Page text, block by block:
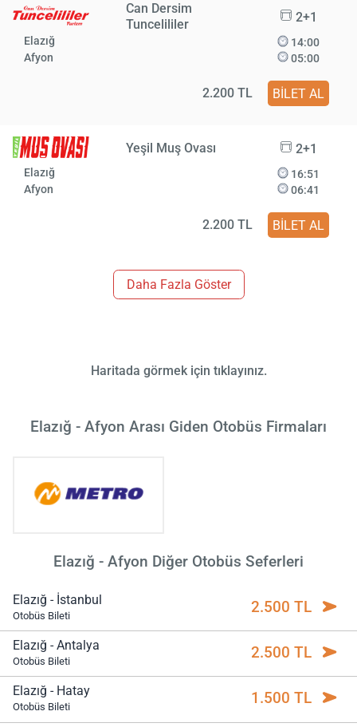
Can Dersim
Tuncelililer
2+1
Elazığ
Afyon
14:00
05:00
2.200 TL BİLET AL
Yeşil Muş Ovası 2+1
Elazığ
Afyon
16:51
06:41
2.200 TL BİLET AL
Daha Fazla Göster
Haritada görmek için tıklayınız.
Elazığ - Afyon Arası Giden Otobüs Firmaları
Elazığ - Afyon Diğer Otobüs Seferleri
Elazığ - İstanbul
Otobüs Bileti 2.500 TL
Elazığ - Antalya
Otobüs Bileti 2.500 TL
Elazığ - Hatay
Otobüs Bileti 1.500 TL